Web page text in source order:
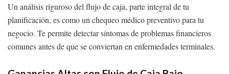
Un análisis riguroso del flujo de caja, parte integral de tu
planificación, es como un chequeo médico preventivo para tu
negocio. Te permite detectar síntomas de problemas financieros
comunes antes de que se conviertan en enfermedades terminales.